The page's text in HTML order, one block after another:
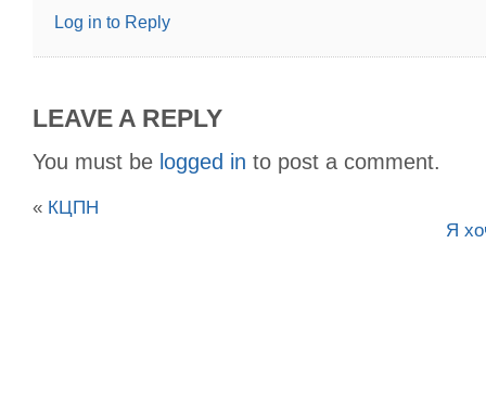
Log in to Reply
LEAVE A REPLY
You must be logged in to post a comment.
« КЦПН
Я